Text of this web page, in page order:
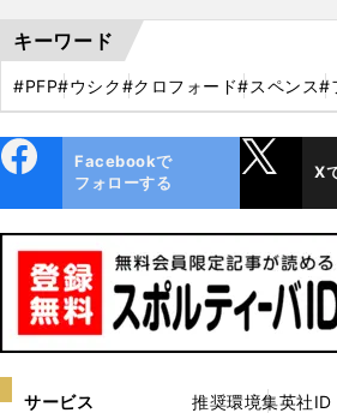
キーワード
#PFP#ウシク#クロフォード#スペンス#
ok
Facebookで
フォローする
X
サービス 推奨環境集英社ID